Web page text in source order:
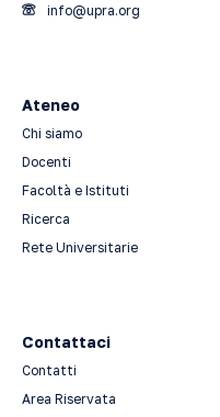
info@upra.org
Ateneo
Chi siamo
Docenti
Facoltà e Istituti
Ricerca
Rete Universitarie
Contattaci
Contatti
Area Riservata